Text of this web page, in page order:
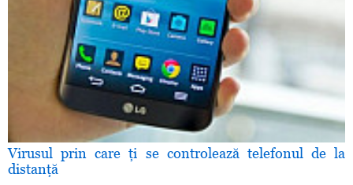
Virusul prin care ţi se controlează telefonul de la
distanţă